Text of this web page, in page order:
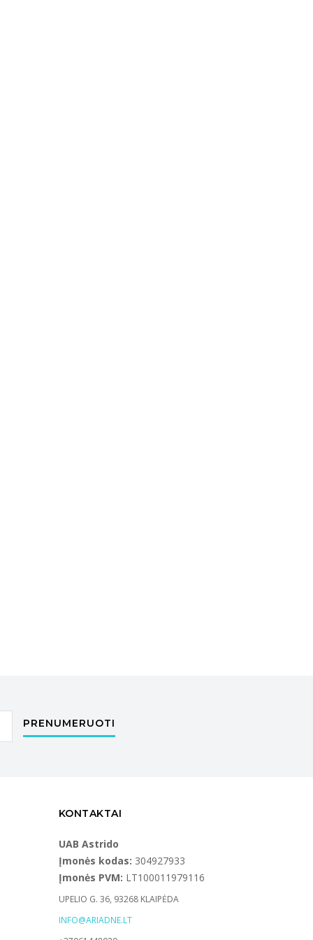
PRENUMERUOTI
KONTAKTAI
UAB Astrido
Įmonės kodas: 304927933
Įmonės PVM: LT100011979116
UPELIO G. 36, 93268 KLAIPĖDA
INFO@ARIADNE.LT